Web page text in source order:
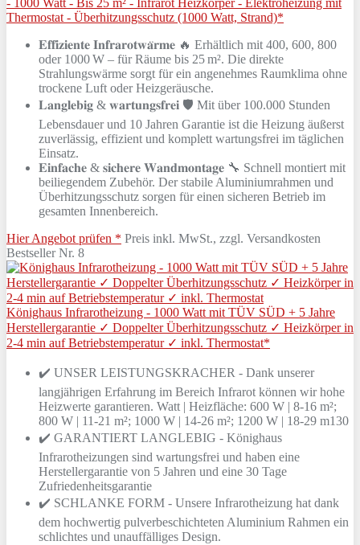
- 1000 Watt - Bis 25 m² - Infrarot Heizkörper - Elektroheizung mit
Thermostat - Überhitzungsschutz (1000 Watt, Strand)*
𝐄𝐟𝐟𝐢𝐳𝐢𝐞𝐧𝐭𝐞 𝐈𝐧𝐟𝐫𝐚𝐫𝐨𝐭𝐰𝐚̈𝐫𝐦𝐞 🔥 Erhältlich mit 400, 600, 800
oder 1000 W – für Räume bis 25 m². Die direkte
Strahlungswärme sorgt für ein angenehmes Raumklima ohne
trockene Luft oder Heizgeräusche.
𝐋𝐚𝐧𝐠𝐥𝐞𝐛𝐢𝐠 & 𝐰𝐚𝐫𝐭𝐮𝐧𝐠𝐬𝐟𝐫𝐞𝐢 🛡️ Mit über 100.000 Stunden
Lebensdauer und 10 Jahren Garantie ist die Heizung äußerst
zuverlässig, effizient und komplett wartungsfrei im täglichen
Einsatz.
𝐄𝐢𝐧𝐟𝐚𝐜𝐡𝐞 & 𝐬𝐢𝐜𝐡𝐞𝐫𝐞 𝐖𝐚𝐧𝐝𝐦𝐨𝐧𝐭𝐚𝐠𝐞 🔧 Schnell montiert mit
beiliegendem Zubehör. Der stabile Aluminiumrahmen und
Überhitzungsschutz sorgen für einen sicheren Betrieb im
gesamten Innenbereich.
Hier Angebot prüfen * Preis inkl. MwSt., zzgl. Versandkosten
Bestseller Nr. 8
Könighaus Infrarotheizung - 1000 Watt mit TÜV SÜD + 5 Jahre
Herstellergarantie ✓ Doppelter Überhitzungsschutz ✓ Heizkörper in
2-4 min auf Betriebstemperatur ✓ inkl. Thermostat*
✔️ UNSER LEISTUNGSKRACHER - Dank unserer
langjährigen Erfahrung im Bereich Infrarot können wir hohe
Heizwerte garantieren. Watt | Heizfläche: 600 W | 8-16 m²;
800 W | 11-21 m²; 1000 W | 14-26 m²; 1200 W | 18-29 m130
✔️ GARANTIERT LANGLEBIG - Könighaus
Infrarotheizungen sind wartungsfrei und haben eine
Herstellergarantie von 5 Jahren und eine 30 Tage
Zufriedenheitsgarantie
✔️ SCHLANKE FORM - Unsere Infrarotheizung hat dank
dem hochwertig pulverbeschichteten Aluminium Rahmen ein
schlichtes und unauffälliges Design.